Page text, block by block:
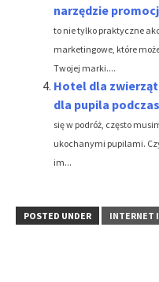
narzędzie
to nie tylko praktyczne
marketingowe, które
Twojej marki....
Hotel dla
dla pupila
się w podróż, często
ukochanymi pupilami.
im...
POSTED UNDER INTERNET